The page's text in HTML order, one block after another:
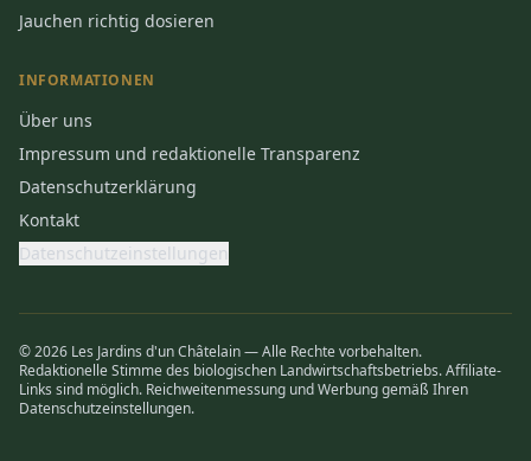
Jauchen richtig dosieren
INFORMATIONEN
Über uns
Impressum und redaktionelle Transparenz
Datenschutzerklärung
Kontakt
Datenschutzeinstellungen
© 2026 Les Jardins d'un Châtelain — Alle Rechte vorbehalten.
Redaktionelle Stimme des biologischen Landwirtschaftsbetriebs. Affiliate-
Links sind möglich. Reichweitenmessung und Werbung gemäß Ihren
Datenschutzeinstellungen.